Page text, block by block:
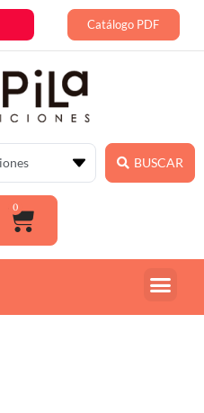
Catálogo PDF
BUSCAR
0